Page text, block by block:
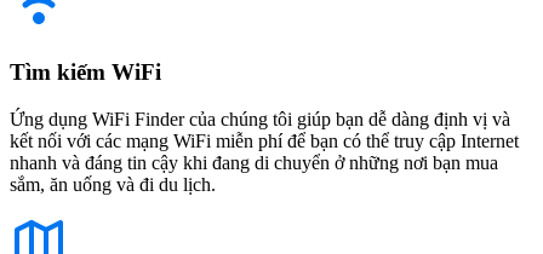
Tìm kiếm WiFi
Ứng dụng WiFi Finder của chúng tôi giúp bạn dễ dàng định vị và
kết nối với các mạng WiFi miễn phí để bạn có thể truy cập Internet
nhanh và đáng tin cậy khi đang di chuyển ở những nơi bạn mua
sắm, ăn uống và đi du lịch.